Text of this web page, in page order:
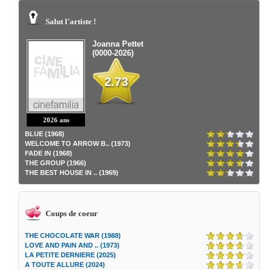
Salut l'artiste !
2026 ans
Joanna Pettet
(0000-2026)
2.73
BLUE (1968)
WELCOME TO ARROW B.. (1973)
FADE IN (1968)
THE GROUP (1966)
THE BEST HOUSE IN .. (1969)
Coups de coeur
THE CHOCOLATE WAR (1988)
LOVE AND PAIN AND .. (1973)
LA PETITE DERNIERE (2025)
A TOUTE ALLURE (2024)